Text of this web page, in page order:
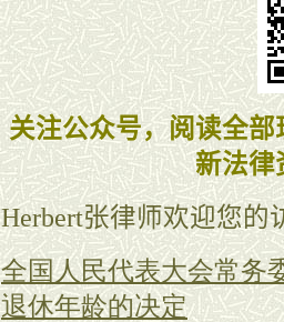
关注公众号，阅读全
新法律
Herbert张律师欢迎您的
全国人民代表大会常务
退休年龄的决定